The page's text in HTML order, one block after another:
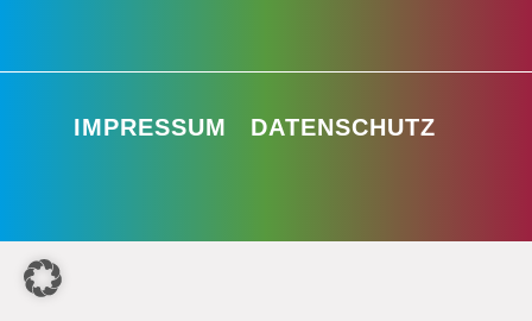
IMPRESSUM DATENSCHUTZ